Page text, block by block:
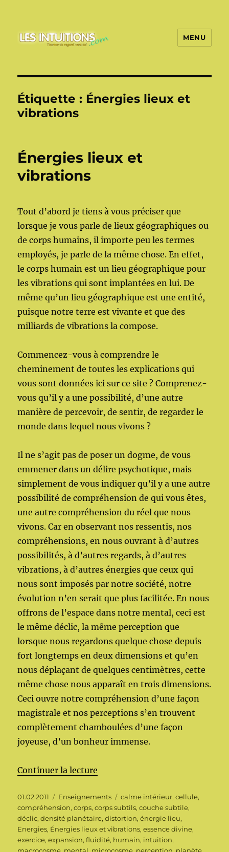
MENU
Étiquette : Énergies lieux et
vibrations
Énergies lieux et
vibrations
Tout d’abord je tiens à vous préciser que
lorsque je vous parle de lieux géographiques ou
de corps humains, il importe peu les termes
employés, je parle de la même chose. En effet,
le corps humain est un lieu géographique pour
les vibrations qui sont implantées en lui. De
même qu’un lieu géographique est une entité,
puisque notre terre est vivante et que des
milliards de vibrations la compose.
Commencez-vous à comprendre le
cheminement de toutes les explications qui
vous sont données ici sur ce site ? Comprenez-
vous qu’il y a une possibilité, d’une autre
manière de percevoir, de sentir, de regarder le
monde dans lequel nous vivons ?
Il ne s’agit pas de poser un dogme, de vous
emmener dans un délire psychotique, mais
simplement de vous indiquer qu’il y a une autre
possibilité de compréhension de qui vous êtes,
une autre compréhension du réel que nous
vivons. Car en observant nos ressentis, nos
compréhensions, en nous ouvrant à d’autres
possibilités, à d’autres regards, à d’autres
vibrations, à d’autres énergies que ceux qui
nous sont imposés par notre société, notre
évolution n’en serait que plus facilitée. En nous
offrons de l’espace dans notre mental, ceci est
le même déclic, la même perception que
lorsque nous regardons quelque chose depuis
fort longtemps en deux dimensions et qu’en
nous déplaçant de quelques centimètres, cette
même chose nous apparaît en trois dimensions.
Ceci ouvre notre compréhension d’une façon
magistrale et nos perceptions s’en trouvent
complètement chamboulées d’une façon
joyeuse, d’un bonheur immense.
Continuer la lecture
Publié
le
01.02.2011 Catégories
Enseignements Étiquettes
calme intérieur,cellule,
compréhension,corps,corps subtils,couche subtile,
déclic,densité planétaire,distortion,énergie lieu,
Energies, Énergies lieux et vibrations,essence divine,
exercice,expansion,fluidité, humain, intuition,